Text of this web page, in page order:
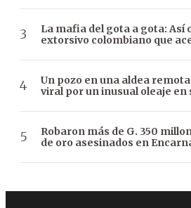
La mafia del gota a gota: Así
extorsivo colombiano que
Un pozo en una aldea
viral por un inusual oleaje en
Robaron más de G. 350
de oro asesinados en